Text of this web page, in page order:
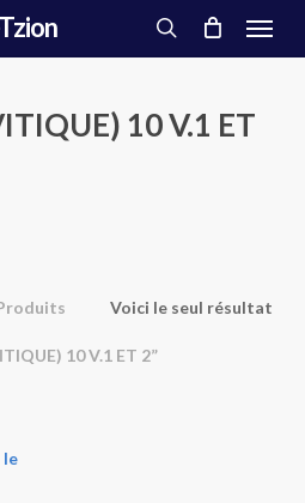
search
Menu
10 V.1 ET
Voici le seul résultat
10 V.1 ET 2”